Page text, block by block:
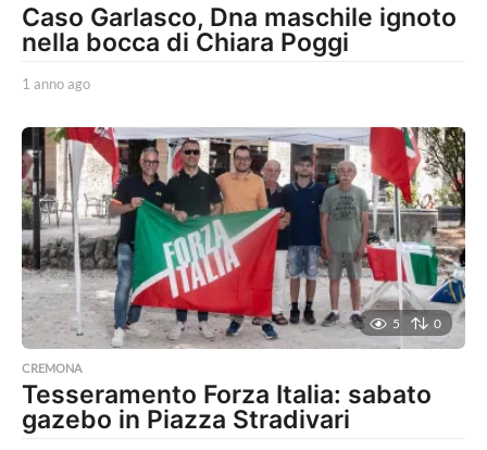
Caso Garlasco, Dna maschile ignoto
nella bocca di Chiara Poggi
1 anno ago
n
n
o
a
g
o
5 0
CREMONA
Tesseramento Forza Italia: sabato
gazebo in Piazza Stradivari